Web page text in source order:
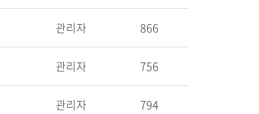
관리자 866
관리자 756
관리자 794